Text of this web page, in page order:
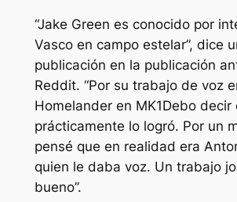
“Jake Green es conocido por
Vasco en campo estelar”, dice
publicación en la publicación
Reddit. “Por su trabajo de voz
Homelander en MK1Debo decir
prácticamente lo logró. Por un
pensé que en realidad era
quien le daba voz. Un trabajo
bueno”.